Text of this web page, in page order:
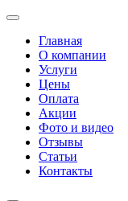
Перейти
содержимому
(нажмите
Enter)
Главная
О компании
Услуги
Цены
Оплата
Акции
Фото и видео
Отзывы
Статьи
Контакты